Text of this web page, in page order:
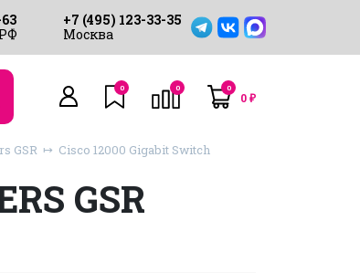
+7 (495) 123-33-35
Москва
0 0 0
0₽
GSR
Cisco 12000 Gigabit Switch
GSR